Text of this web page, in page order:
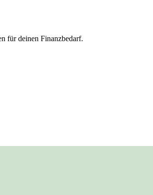
für deinen Finanzbedarf.